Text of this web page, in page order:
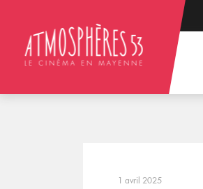
1 avril 2025